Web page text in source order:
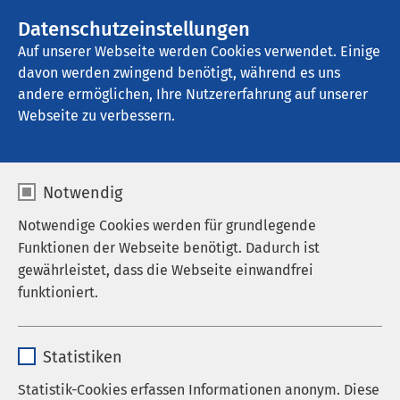
Datenschutzeinstellungen
Auf unserer Webseite werden Cookies verwendet. Einige
davon werden zwingend benötigt, während es uns
andere ermöglichen, Ihre Nutzererfahrung auf unserer
Webseite zu verbessern.
Notwendig
Notwendige Cookies werden für grundlegende
Funktionen der Webseite benötigt. Dadurch ist
gewährleistet, dass die Webseite einwandfrei
funktioniert.
Anbieter sgalinski
Statistiken
Statistik-Cookies erfassen Informationen anonym. Diese
AMEOS Klinikum Alfeld